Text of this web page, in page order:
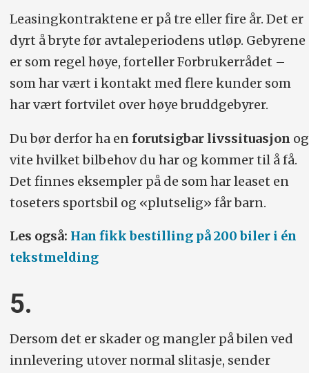
Leasingkontraktene er på tre eller fire år. Det er
dyrt å bryte før avtaleperiodens utløp. Gebyrene
er som regel høye, forteller Forbrukerrådet –
som har vært i kontakt med flere kunder som
har vært fortvilet over høye bruddgebyrer.
Du bør derfor ha en forutsigbar livssituasjon og
vite hvilket bilbehov du har og kommer til å få.
Det finnes eksempler på de som har leaset en
toseters sportsbil og «plutselig» får barn.
Les også: Han fikk bestilling på 200 biler i én
tekstmelding
5.
Dersom det er skader og mangler på bilen ved
innlevering utover normal slitasje, sender